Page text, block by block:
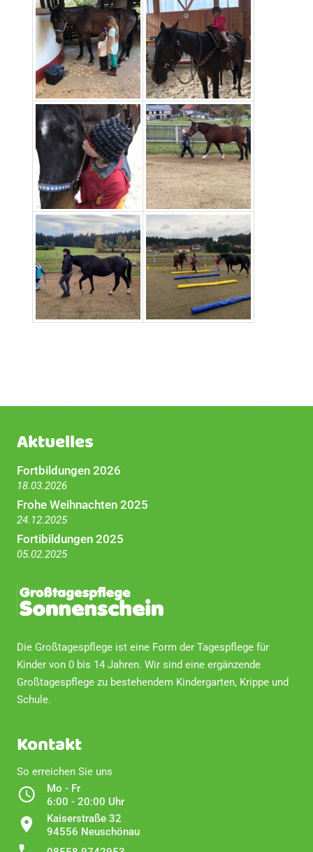
Aktuelles
Fortbildungen 2026
18.03.2026
Frohe Weihnachten 2025
24.12.2025
Fortibildungen 2025
05.02.2025
Die Großtagespflege ist eine Form der Tagespflege für
Kinder von 0 bis 14 Jahren. Wir sind eine ergänzende
Großtagespflege zu bestehendem Kindergarten, Krippe und
Schule.
Kontakt
So erreichen Sie uns
Mo - Fr
6:00 - 20:00 Uhr
Kaiserstraße 32
94556 Neuschönau